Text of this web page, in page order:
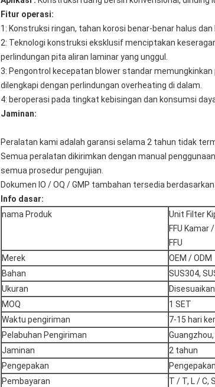
Fitur operasi:
1: Konstruksi ringan, tahan korosi benar-benar halus
2: Teknologi konstruksi eksklusif menciptakan
perlindungan pita aliran laminar yang unggul.
3: Pengontrol kecepatan blower standar
dilengkapi dengan perlindungan overheating di dalam.
4: beroperasi pada tingkat kebisingan dan konsumsi
Jaminan:
Peralatan kami adalah garansi selama 2 tahun tidak
Semua peralatan dikirimkan dengan manual
semua prosedur pengujian.
Dokumen IO / OQ / GMP tambahan tersedia
Info dasar:
nama Produk
Unit Filter
FFU Kamar
FFU
Merek
OEM / ODM
Bahan
SUS304,
Ukuran
Disesuaikan
MOQ
1 SET
Waktu pengiriman
7-15 hari
Pelabuhan Pengiriman
Jaminan
2 tahun
Pengepakan
Pembayaran
T / T, L / C,